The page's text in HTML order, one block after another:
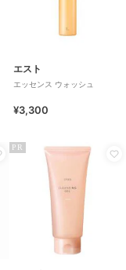
エスト
エッセンス ウォッシュ
¥3,300
PR